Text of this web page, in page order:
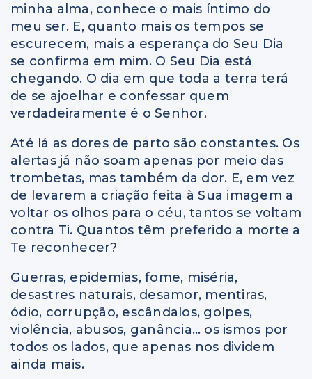
minha alma, conhece o mais íntimo do
meu ser. E, quanto mais os tempos se
escurecem, mais a esperança do Seu Dia
se confirma em mim. O Seu Dia está
chegando. O dia em que toda a terra terá
de se ajoelhar e confessar quem
verdadeiramente é o Senhor.
Até lá as dores de parto são constantes. Os
alertas já não soam apenas por meio das
trombetas, mas também da dor. E, em vez
de levarem a criação feita à Sua imagem a
voltar os olhos para o céu, tantos se voltam
contra Ti. Quantos têm preferido a morte a
Te reconhecer?
Guerras, epidemias, fome, miséria,
desastres naturais, desamor, mentiras,
ódio, corrupção, escândalos, golpes,
violência, abusos, ganância… os ismos por
todos os lados, que apenas nos dividem
ainda mais.